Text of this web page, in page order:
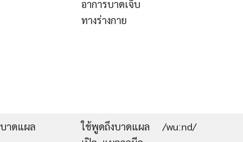
อาการบาดเจ็บ
ทางร่างกาย
บาดแผล
ใช้พูดถึงบาดแผล
/wuːnd/